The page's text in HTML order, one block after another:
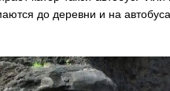
до деревни и на